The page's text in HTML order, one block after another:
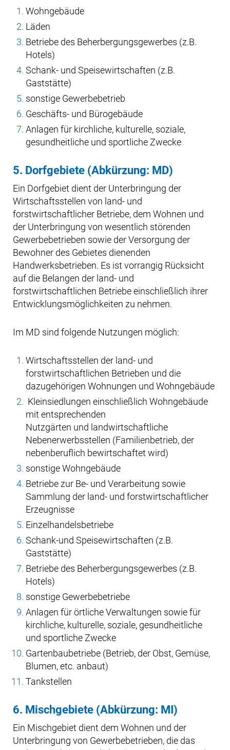
Wohngebäude
Läden
Betriebe des Beherbergungsgewerbes (z.B.
Hotels)
Schank- und Speisewirtschaften (z.B.
Gaststätte)
sonstige Gewerbebetrieb
Geschäfts- und Bürogebäude
Anlagen für kirchliche, kulturelle, soziale,
gesundheitliche und sportliche Zwecke
5. Dorfgebiete (Abkürzung: MD)
Ein Dorfgebiet dient der Unterbringung der
Wirtschaftsstellen von land- und
forstwirtschaftlicher Betriebe, dem Wohnen und
der Unterbringung von wesentlich störenden
Gewerbebetrieben sowie der Versorgung der
Bewohner des Gebietes dienenden
Handwerksbetrieben. Es ist vorrangig Rücksicht
auf die Belangen der land- und
forstwirtschaftlichen Betriebe einschließlich ihrer
Entwicklungsmöglichkeiten zu nehmen.
Im MD sind folgende Nutzungen möglich:
Wirtschaftsstellen der land- und
forstwirtschaftlichen Betrieben und die
dazugehörigen Wohnungen und Wohngebäude
Kleinsiedlungen einschließlich Wohngebäude
mit entsprechenden
Nutzgärten und landwirtschaftliche
Nebenerwerbsstellen (Familienbetrieb, der
nebenberuflich bewirtschaftet wird)
sonstige Wohngebäude
Betriebe zur Be- und Verarbeitung sowie
Sammlung der land- und forstwirtschaftlicher
Erzeugnisse
Einzelhandelsbetriebe
Schank-und Speisewirtschaften (z.B.
Gaststätte)
Betriebe des Beherbergungsgewerbes (z.B.
Hotels)
sonstige Gewerbebetriebe
Anlagen für örtliche Verwaltungen sowie für
kirchliche, kulturelle, soziale, gesundheitliche
und sportliche Zwecke
Gartenbaubetriebe (Betrieb, der Obst, Gemüse,
Blumen, etc. anbaut)
Tankstellen
6. Mischgebiete (Abkürzung: MI)
Ein Mischgebiet dient dem Wohnen und der
Unterbringung von Gewerbebetrieben, die das